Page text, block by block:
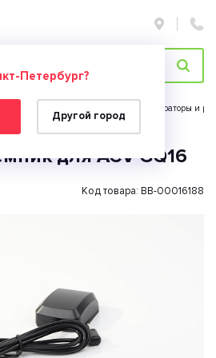
Петербург?
Другой город
Видеорегистраторы и
для ACV GQ16
Код товара: BB-00016188